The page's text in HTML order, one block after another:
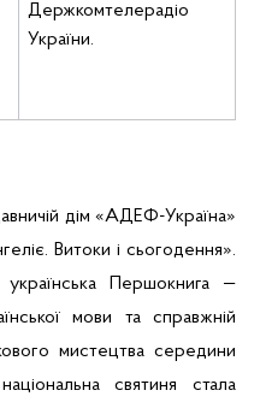
Держкомтелерадіо
України.
дім «АДЕФ-Україна»
Витоки і сьогодення».
Першокнига —
мови та справжній
мистецтва середини
святиня стала